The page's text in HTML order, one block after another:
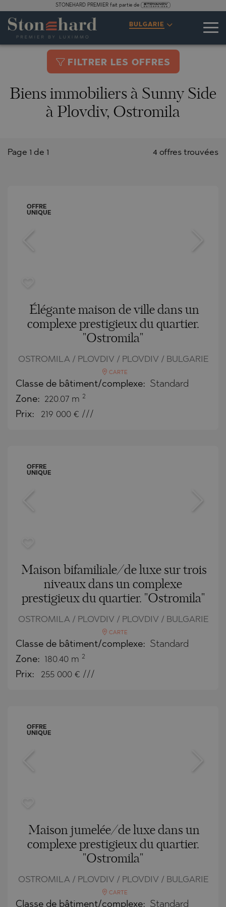
STONEHARD PREMIER fait partie de
BULGARIE
FILTRER LES OFFRES
Biens immobiliers à Sunny Side
à Plovdiv, Ostromila
4 offres trouvées
Page 1 de 1
OFFRE
UNIQUE
Élégante maison de ville dans un
complexe prestigieux du quartier.
"Ostromila"
OSTROMILA / PLOVDIV / PLOVDIV / BULGARIE
CARTE
Classe de bâtiment/complexe: Standard
Zone: 220.07 m 2
Prix: 219 000 € ///
OFFRE
UNIQUE
Maison bifamiliale/de luxe sur trois
niveaux dans un complexe
prestigieux du quartier. "Ostromila"
OSTROMILA / PLOVDIV / PLOVDIV / BULGARIE
CARTE
Classe de bâtiment/complexe: Standard
Zone: 180.40 m 2
Prix: 255 000 € ///
OFFRE
UNIQUE
Maison jumelée/de luxe dans un
complexe prestigieux du quartier.
"Ostromila"
OSTROMILA / PLOVDIV / PLOVDIV / BULGARIE
CARTE
Classe de bâtiment/complexe: Standard